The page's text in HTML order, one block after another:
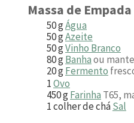
Massa de Empada
50gÁgua
50gAzeite
50gVinho Branco
80gBanhaou
20gFermento
1Ovo
450gFarinha T65,
1colher de cháSal